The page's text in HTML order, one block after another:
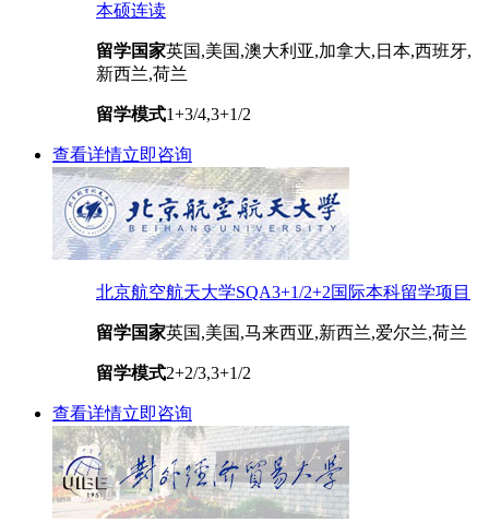
本硕连读
留学国家英国,美国,澳大利亚,加拿大,日本,西班牙,
新西兰,荷兰
留学模式1+3/4,3+1/2
查看详情立即咨询
北京航空航天大学SQA3+1/2+2国际本科留学项目
留学国家英国,美国,马来西亚,新西兰,爱尔兰,荷兰
留学模式2+2/3,3+1/2
查看详情立即咨询